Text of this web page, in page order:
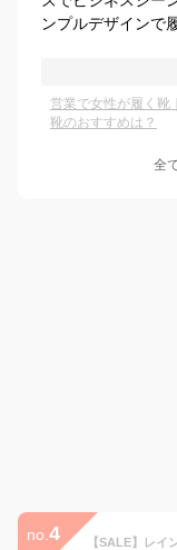
ンプルデザインで
営業で女性が履く靴
靴のおすすめは？
全
no. 4